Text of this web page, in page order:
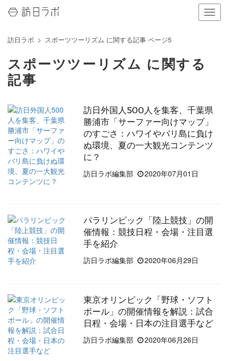
ナ
ビ
示
を
り
替
訪日ラボ スポーツツーリズム に関する記事 ページ5
スポーツツーリズム に関する
記事
訪日外国人500人を集客、千葉県
勝浦市「サーファー向けマップ」
のすごさ：ハワイやバリ島に負け
ぬ環境、夏の一大観光コンテンツ
に？
訪日ラボ編集部
2020年07月01日
パラリンピック「陸上競技」の開
催情報：競技日程・会場・注目選
手を紹介
訪日ラボ編集部
2020年06月29日
東京オリンピック「野球・ソフト
ボール」の開催情報を解説：試合
日程・会場・日本の注目選手など
訪日ラボ編集部
2020年06月26日